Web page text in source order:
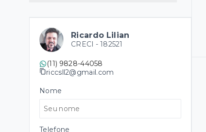
Ricardo Lilian
CRECI - 182521
(11) 9828-44058
riccsll2@gmail.com
Nome
Telefone